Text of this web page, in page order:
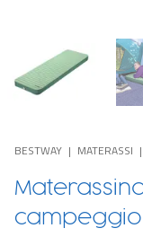
BESTWAY MATERASSI